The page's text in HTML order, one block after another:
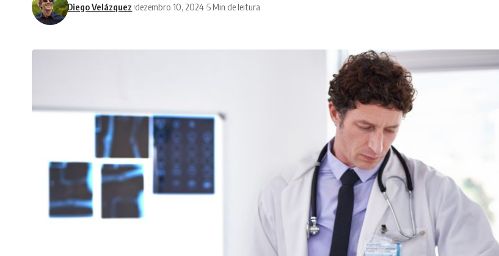
Diego Velázquez dezembro 10, 2024 5 Min de leitura